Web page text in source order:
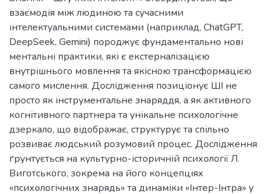
взаємодія між людиною та сучасними
інтелектуальними системами (наприклад, ChatGPT,
DeepSeek, Gemini) породжує фундаментально нові
ментальні практики, які є екстерналізацією
внутрішнього мовлення та якісною трансформацією
самого мислення. Дослідження позиціонує ШІ не
просто як інструментальне знаряддя, а як активного
когнітивного партнера та унікальне психологічне
дзеркало, що відображає, структурує та спільно
розвиває людський розумовий процес. Дослідження
ґрунтується на культурно-історичній психології Л.
Виготського, зокрема на його концепціях
«психологічних знарядь» та динаміки «Інтер-Інтра» у